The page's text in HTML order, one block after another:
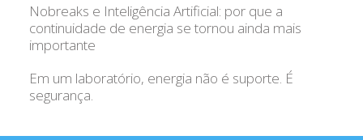
Nobreaks e Inteligência Artificial: por que a
continuidade de energia se tornou ainda mais
importante
Em um laboratório, energia não é suporte. É
segurança.